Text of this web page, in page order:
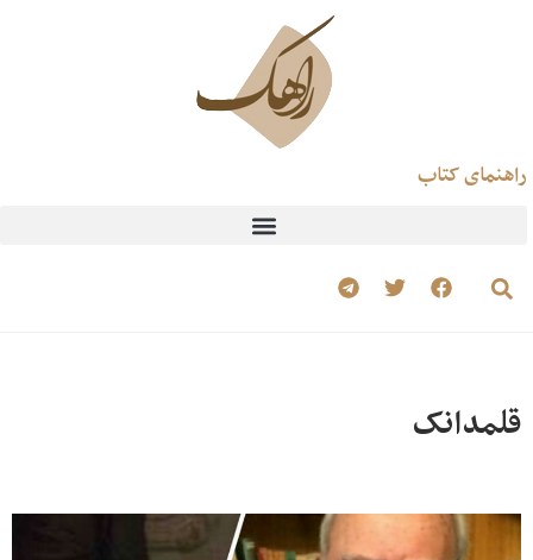
راهنمای کتاب
قلمدانک